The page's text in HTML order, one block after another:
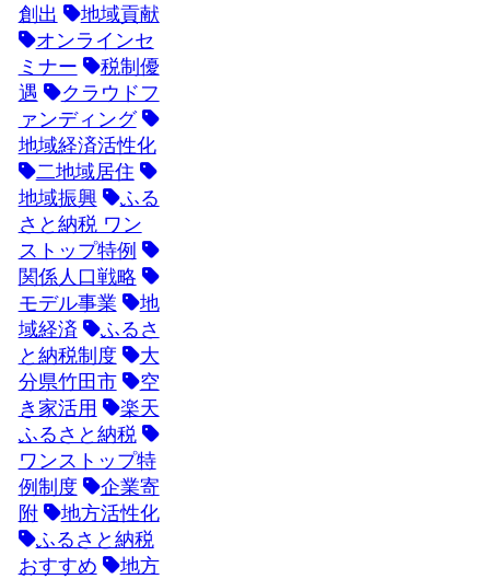
創出
地域貢献
オンラインセ
ミナー
税制優
遇
クラウドフ
ァンディング
地域経済活性化
二地域居住
地域振興
ふる
さと納税 ワン
ストップ特例
関係人口戦略
モデル事業
地
域経済
ふるさ
と納税制度
大
分県竹田市
空
き家活用
楽天
ふるさと納税
ワンストップ特
例制度
企業寄
附
地方活性化
ふるさと納税
おすすめ
地方